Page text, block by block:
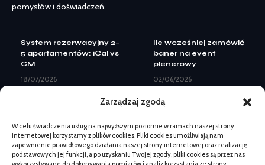
Zarządzaj zgodą
W celu świadczenia usług na najwyższym poziomie w ramach naszej strony
internetowej korzystamy z plików cookies. Pliki cookies umożliwiają nam
zapewnienie prawidłowego działania naszej strony internetowej oraz realizację
podstawowych jej funkcji, a po uzyskaniu Twojej zgody, pliki cookies są przez nas
pomysłów i doświadczeń.
System rezerwacyjny 2–
5 apartamentów: iCal vs
CM
18/07/2026
08/07/2026
Kiedy zmiana logo nie
wystarczy: pełny
rebranding
Ile wcześniej zamówić
baner na event
plenerowy
02/06/2026
przed sezonem letnim:
19/05/2026
System rezerwacyjny 2–
5 apartamentów: iCal vs
CM